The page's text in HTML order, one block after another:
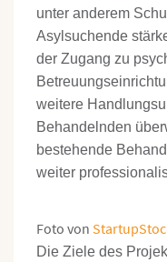
unter anderem
Asylsuchende
der Zugang zu
weitere
Behandelnden
bestehende
weiter
Foto von
Die Ziele des